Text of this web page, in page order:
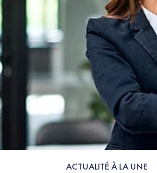
ACTUALITÉ À LA UNE